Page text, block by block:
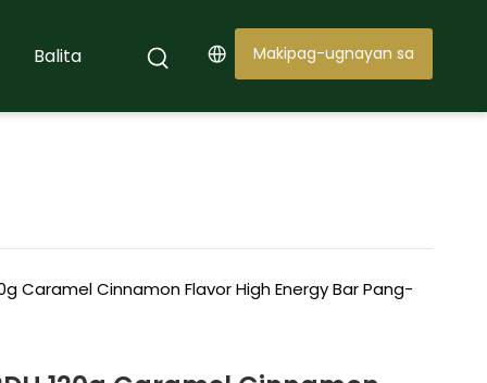
Balita Makipag-ugnayan sa
Caramel Cinnamon Flavor High Energy Bar Pang-